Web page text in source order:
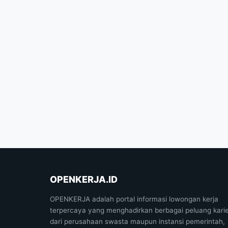
OPENKERJA.ID
OPENKERJA adalah portal informasi lowongan kerja
terpercaya yang menghadirkan berbagai peluang
dari perusahaan swasta maupun instansi pemerintah,